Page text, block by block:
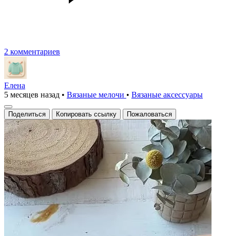
2 комментариев
Елена
5 месяцев назад • Вязаные мелочи • Вязаные аксесcуары
Поделиться Копировать ссылку Пожаловаться